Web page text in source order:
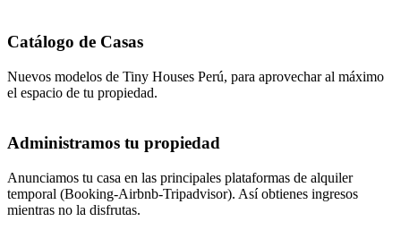
Catálogo de Casas
Nuevos modelos de Tiny Houses Perú, para aprovechar al máximo
el espacio de tu propiedad.
Administramos tu propiedad
Anunciamos tu casa en las principales plataformas de alquiler
temporal (Booking-Airbnb-Tripadvisor). Así obtienes ingresos
mientras no la disfrutas.